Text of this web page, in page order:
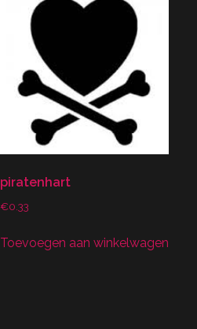
piratenhart
€0.33
Toevoegen aan winkelwagen